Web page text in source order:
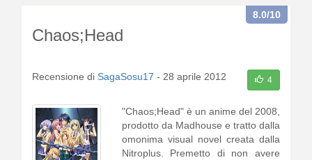
Chaos;Head
8.0/10
Recensione di SagaSosu17 - 28 aprile 2012 4
"Chaos;Head" è un anime del 2008,
prodotto da Madhouse e tratto dalla
omonima visual novel creata dalla
Nitroplus. Premetto di non avere